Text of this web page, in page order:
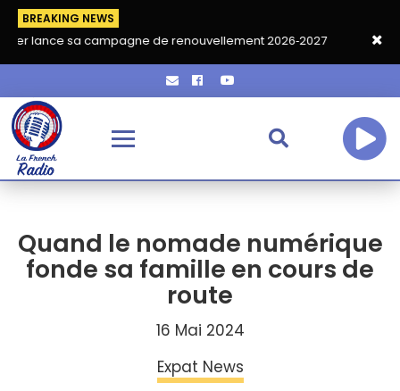
BREAKING NEWS
campagne de renouvellement 2026‑2027 Grand café de
Quand le nomade numérique
fonde sa famille en cours de
route
16 Mai 2024
Expat News